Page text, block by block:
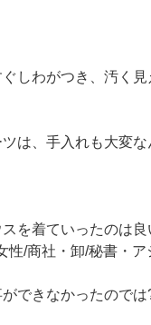
ぐしわがつき、汚く
は、手入れも大変な
スを着ていったのは
性/商社・卸/秘書・ア
ができなかったので